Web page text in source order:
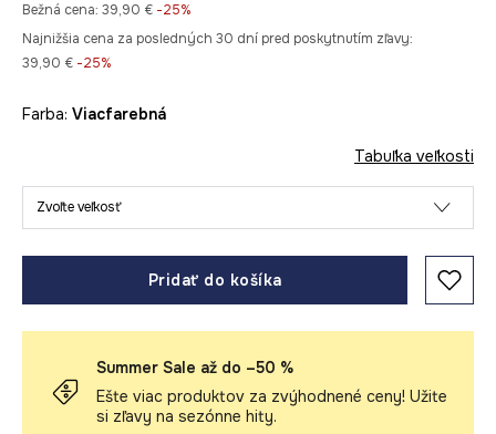
Bežná cena: 39,90 € -25%
Najnižšia cena za posledných 30 dní pred poskytnutím zľavy:
39,90 € -25%
Farba: viacfarebná
Tabuľka veľkosti
Zvoľte veľkosť
Pridať do košíka
Summer Sale až do –50 %
Ešte viac produktov za zvýhodnené ceny! Užite
si zľavy na sezónne hity.